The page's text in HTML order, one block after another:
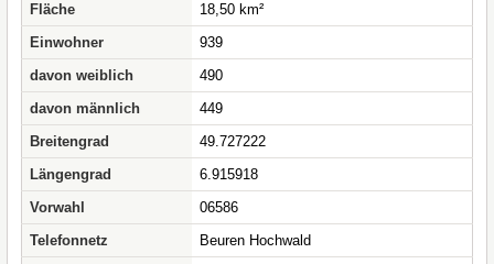
Fläche
18,50 km²
Einwohner
939
davon weiblich
490
davon männlich
449
Breitengrad
49.727222
Längengrad
6.915918
Vorwahl
06586
Telefonnetz
Beuren Hochwald